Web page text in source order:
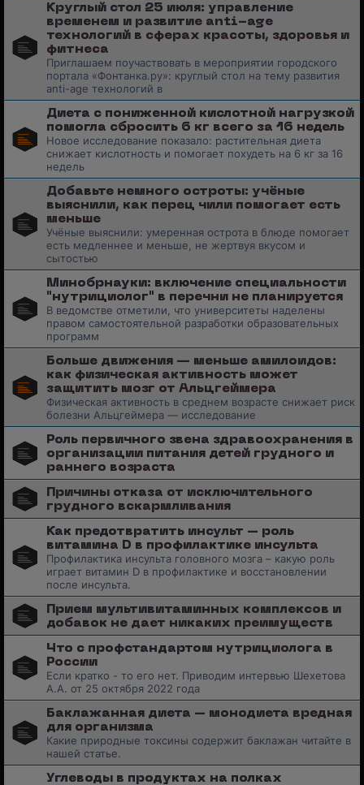
Круглый стол 25 июля: управление
временем и развитие anti-age
технологий в сферах красоты, здоровья и
фитнеса
Приглашаем поучаствовать в мероприятии городского
портала «Фонтанка.ру»: круглый стол на тему развития
anti-age технологий в
Диета с пониженной кислотной нагрузкой
помогла сбросить 6 кг всего за 16 недель
Новое исследование показало: растительная диета
снижает кислотность и помогает похудеть на 6 кг за 16
недель
Добавьте немного остроты: учёные
выяснили, как перец чили помогает есть
меньше
Учёные выяснили: умеренная острота в блюде помогает
есть медленнее и меньше, не жертвуя вкусом и
сытостью
Минобрнауки: включение специальности
"нутрициолог" в перечни не планируется
В ведомстве отметили, что университеты наделены
правом самостоятельной разработки образовательных
программ
Больше движения — меньше амилоидов:
как физическая активность может
защитить мозг от Альцгеймера
Физическая активность в среднем возрасте снижает риск
болезни Альцгеймера — исследование
Роль первичного звена здравоохранения в
организации питания детей грудного и
раннего возраста
Причины отказа от исключительного
грудного вскармливания
Как предотвратить инсульт – роль
витамина D в профилактике инсульта
Профилактика инсульта головного мозга – какую роль
играет витамин D в профилактике и восстановлении
после инсульта.
Прием мультивитаминных комплексов и
добавок не дает никаких преимуществ
Что с профстандартом нутрициолога в
России
Если кратко - то его нет. Приводим интервью Шехетова
А.А. от 25 октября 2022 года
Баклажанная диета – монодиета вредная
для организма
Какие природные токсины содержит баклажан читайте в
нашей статье.
Углеводы в продуктах на полках